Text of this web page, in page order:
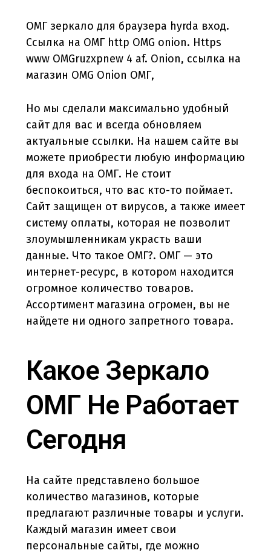
ОМГ зеркало для браузера hyrda вход.
Ссылка на ОМГ http OMG onion. Https
www OMGruzxpnew 4 af. Onion, ссылка на
магазин OMG Onion ОМГ,
Но мы сделали максимально удобный
сайт для вас и всегда обновляем
актуальные ссылки. На нашем сайте вы
можете приобрести любую информацию
для входа на ОМГ. Не стоит
беспокоиться, что вас кто-то поймает.
Сайт защищен от вирусов, а также имеет
систему оплаты, которая не позволит
злоумышленникам украсть ваши
данные. Что такое ОМГ?. ОМГ — это
интернет-ресурс, в котором находится
огромное количество товаров.
Ассортимент магазина огромен, вы не
найдете ни одного запретного товара.
Какое Зеркало
ОМГ Не Работает
Сегодня
На сайте представлено большое
количество магазинов, которые
предлагают различные товары и услуги.
Каждый магазин имеет свои
персональные сайты, где можно